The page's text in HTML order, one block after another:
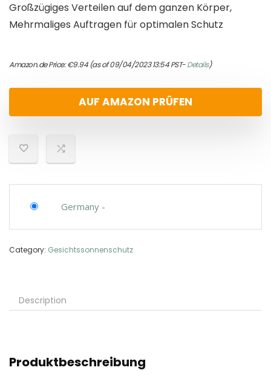
Großzügiges Verteilen auf dem ganzen Körper,
Mehrmaliges Auftragen für optimalen Schutz
Amazon.de Price:€9.94(as of 09/04/2023 13:54 PST-Details)
AUF AMAZON PRÜFEN
Germany -
Category: Gesichtssonnenschutz
Description
Produktbeschreibung